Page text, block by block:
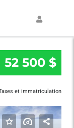
52 500 $
et immatriculation